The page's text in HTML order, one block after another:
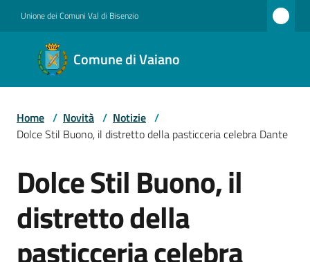
Unione dei Comuni Val di Bisenzio
Comune di Vaiano
Comune
di
Vaiano
Novità
Home / Novità / Notizie /
Dolce Stil Buono, il distretto della pasticceria celebra Dante
Salta al contenuto
Dolce Stil Buono, il
distretto della
pasticceria celebra